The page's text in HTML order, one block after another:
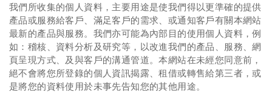
我們所收集的個人資料，主要用途是使我們得以更準確的提供
產品或服務給客戶、滿足客戶的需求、或通知客戶有關本網站
最新的產品與服務。我們亦可能為內部目的使用個人資料，例
如：稽核、資料分析及研究等，以改進我們的產品、服務、網
頁呈現方式、及與客戶的溝通管道。本網站在未經您同意前，
絕不會將您所登錄的個人資訊揭露、租借或轉售給第三者，或
是將您的資料使用於未事先告知您的其他用途。